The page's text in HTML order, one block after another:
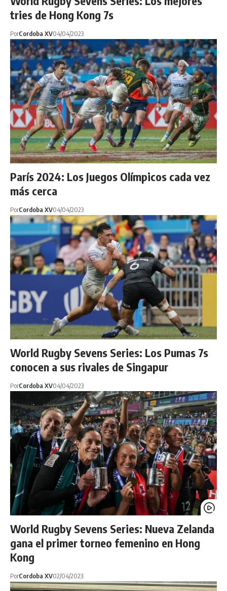
tries de Hong Kong 7s
PorCordoba XV04/04/2023
París 2024: Los Juegos Olímpicos cada vez
más cerca
PorCordoba XV04/04/2023
World Rugby Sevens Series: Los Pumas 7s
conocen a sus rivales de Singapur
PorCordoba XV04/04/2023
World Rugby Sevens Series: Nueva Zelanda
gana el primer torneo femenino en Hong
Kong
PorCordoba XV02/04/2023